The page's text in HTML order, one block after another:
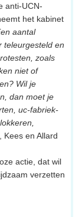
anti-UCN-
het kabinet
aantal
teleurgesteld en
zoals
niet of
Wil je
dan moet je
uc-fabriek-
Kees en Allard
actie, dat wil
verzetten